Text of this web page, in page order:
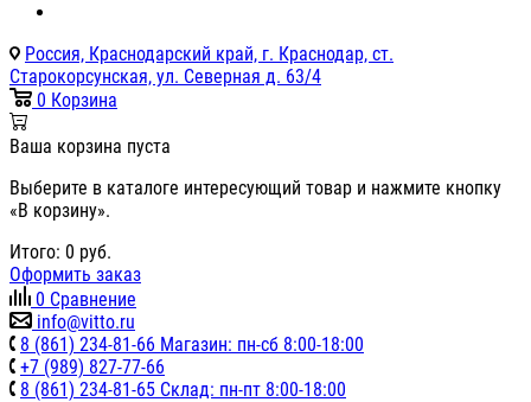
Россия, Краснодарский край, г. Краснодар, ст.
Старокорсунская, ул. Северная д. 63/4
0 Корзина
Ваша корзина пуста
Выберите в каталоге интересующий товар и нажмите кнопку
«В корзину».
Итого: 0 руб.
Оформить заказ
0 Сравнение
info@vitto.ru
8 (861) 234-81-66 Магазин: пн-сб 8:00-18:00
+7 (989) 827-77-66
8 (861) 234-81-65 Склад: пн-пт 8:00-18:00